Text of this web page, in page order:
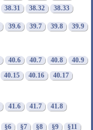
38.31 38.32 38.33
39.6 39.7 39.8 39.9
40.6 40.7 40.8 40.9
40.15 40.16
40.17
41.6 41.7 41.8
§6 §7 §8 §9 §11